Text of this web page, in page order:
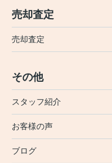
売却査定
売却査定
その他
スタッフ紹介
お客様の声
ブログ